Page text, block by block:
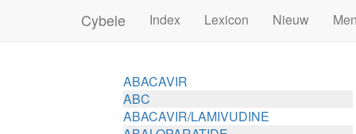
Cybele Index Lexicon Nieuw
ABACAVIR
ABC
ABACAVIR/LAMIVUDINE